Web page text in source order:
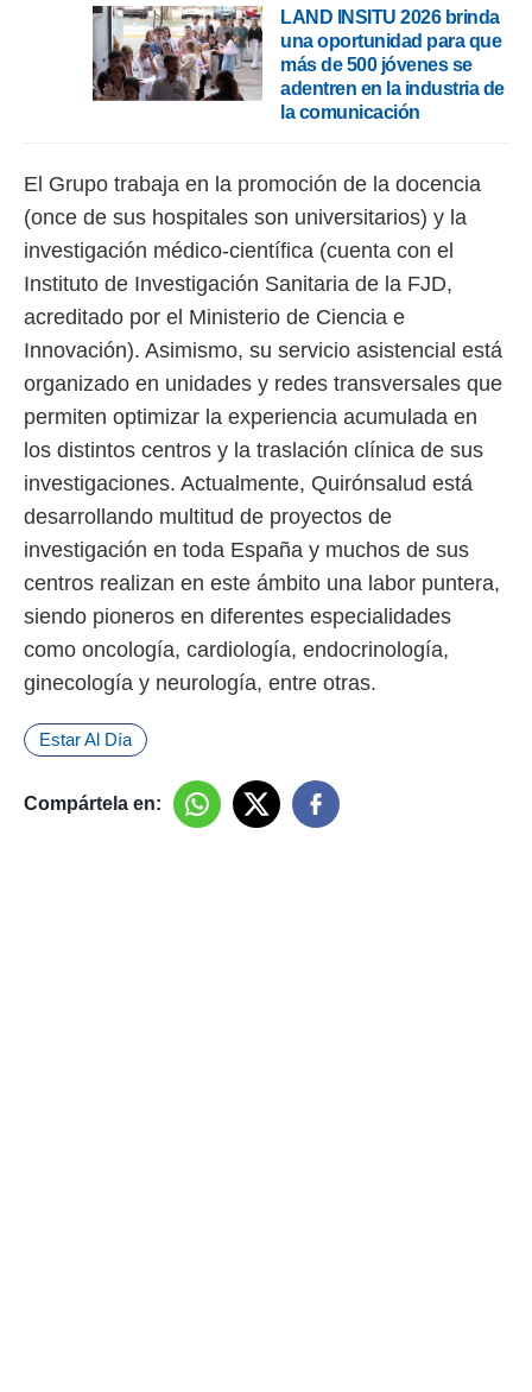
LAND INSITU 2026 brinda
una oportunidad para que
más de 500 jóvenes se
adentren en la industria de
la comunicación
El Grupo trabaja en la promoción de la docencia
(once de sus hospitales son universitarios) y la
investigación médico-científica (cuenta con el
Instituto de Investigación Sanitaria de la FJD,
acreditado por el Ministerio de Ciencia e
Innovación). Asimismo, su servicio asistencial está
organizado en unidades y redes transversales que
permiten optimizar la experiencia acumulada en
los distintos centros y la traslación clínica de sus
investigaciones. Actualmente, Quirónsalud está
desarrollando multitud de proyectos de
investigación en toda España y muchos de sus
centros realizan en este ámbito una labor puntera,
siendo pioneros en diferentes especialidades
como oncología, cardiología, endocrinología,
ginecología y neurología, entre otras.
Estar Al Día
Compártela en: